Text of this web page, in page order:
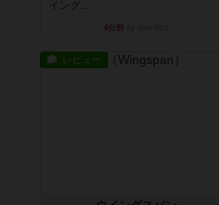
イング...
4分前
レビュー